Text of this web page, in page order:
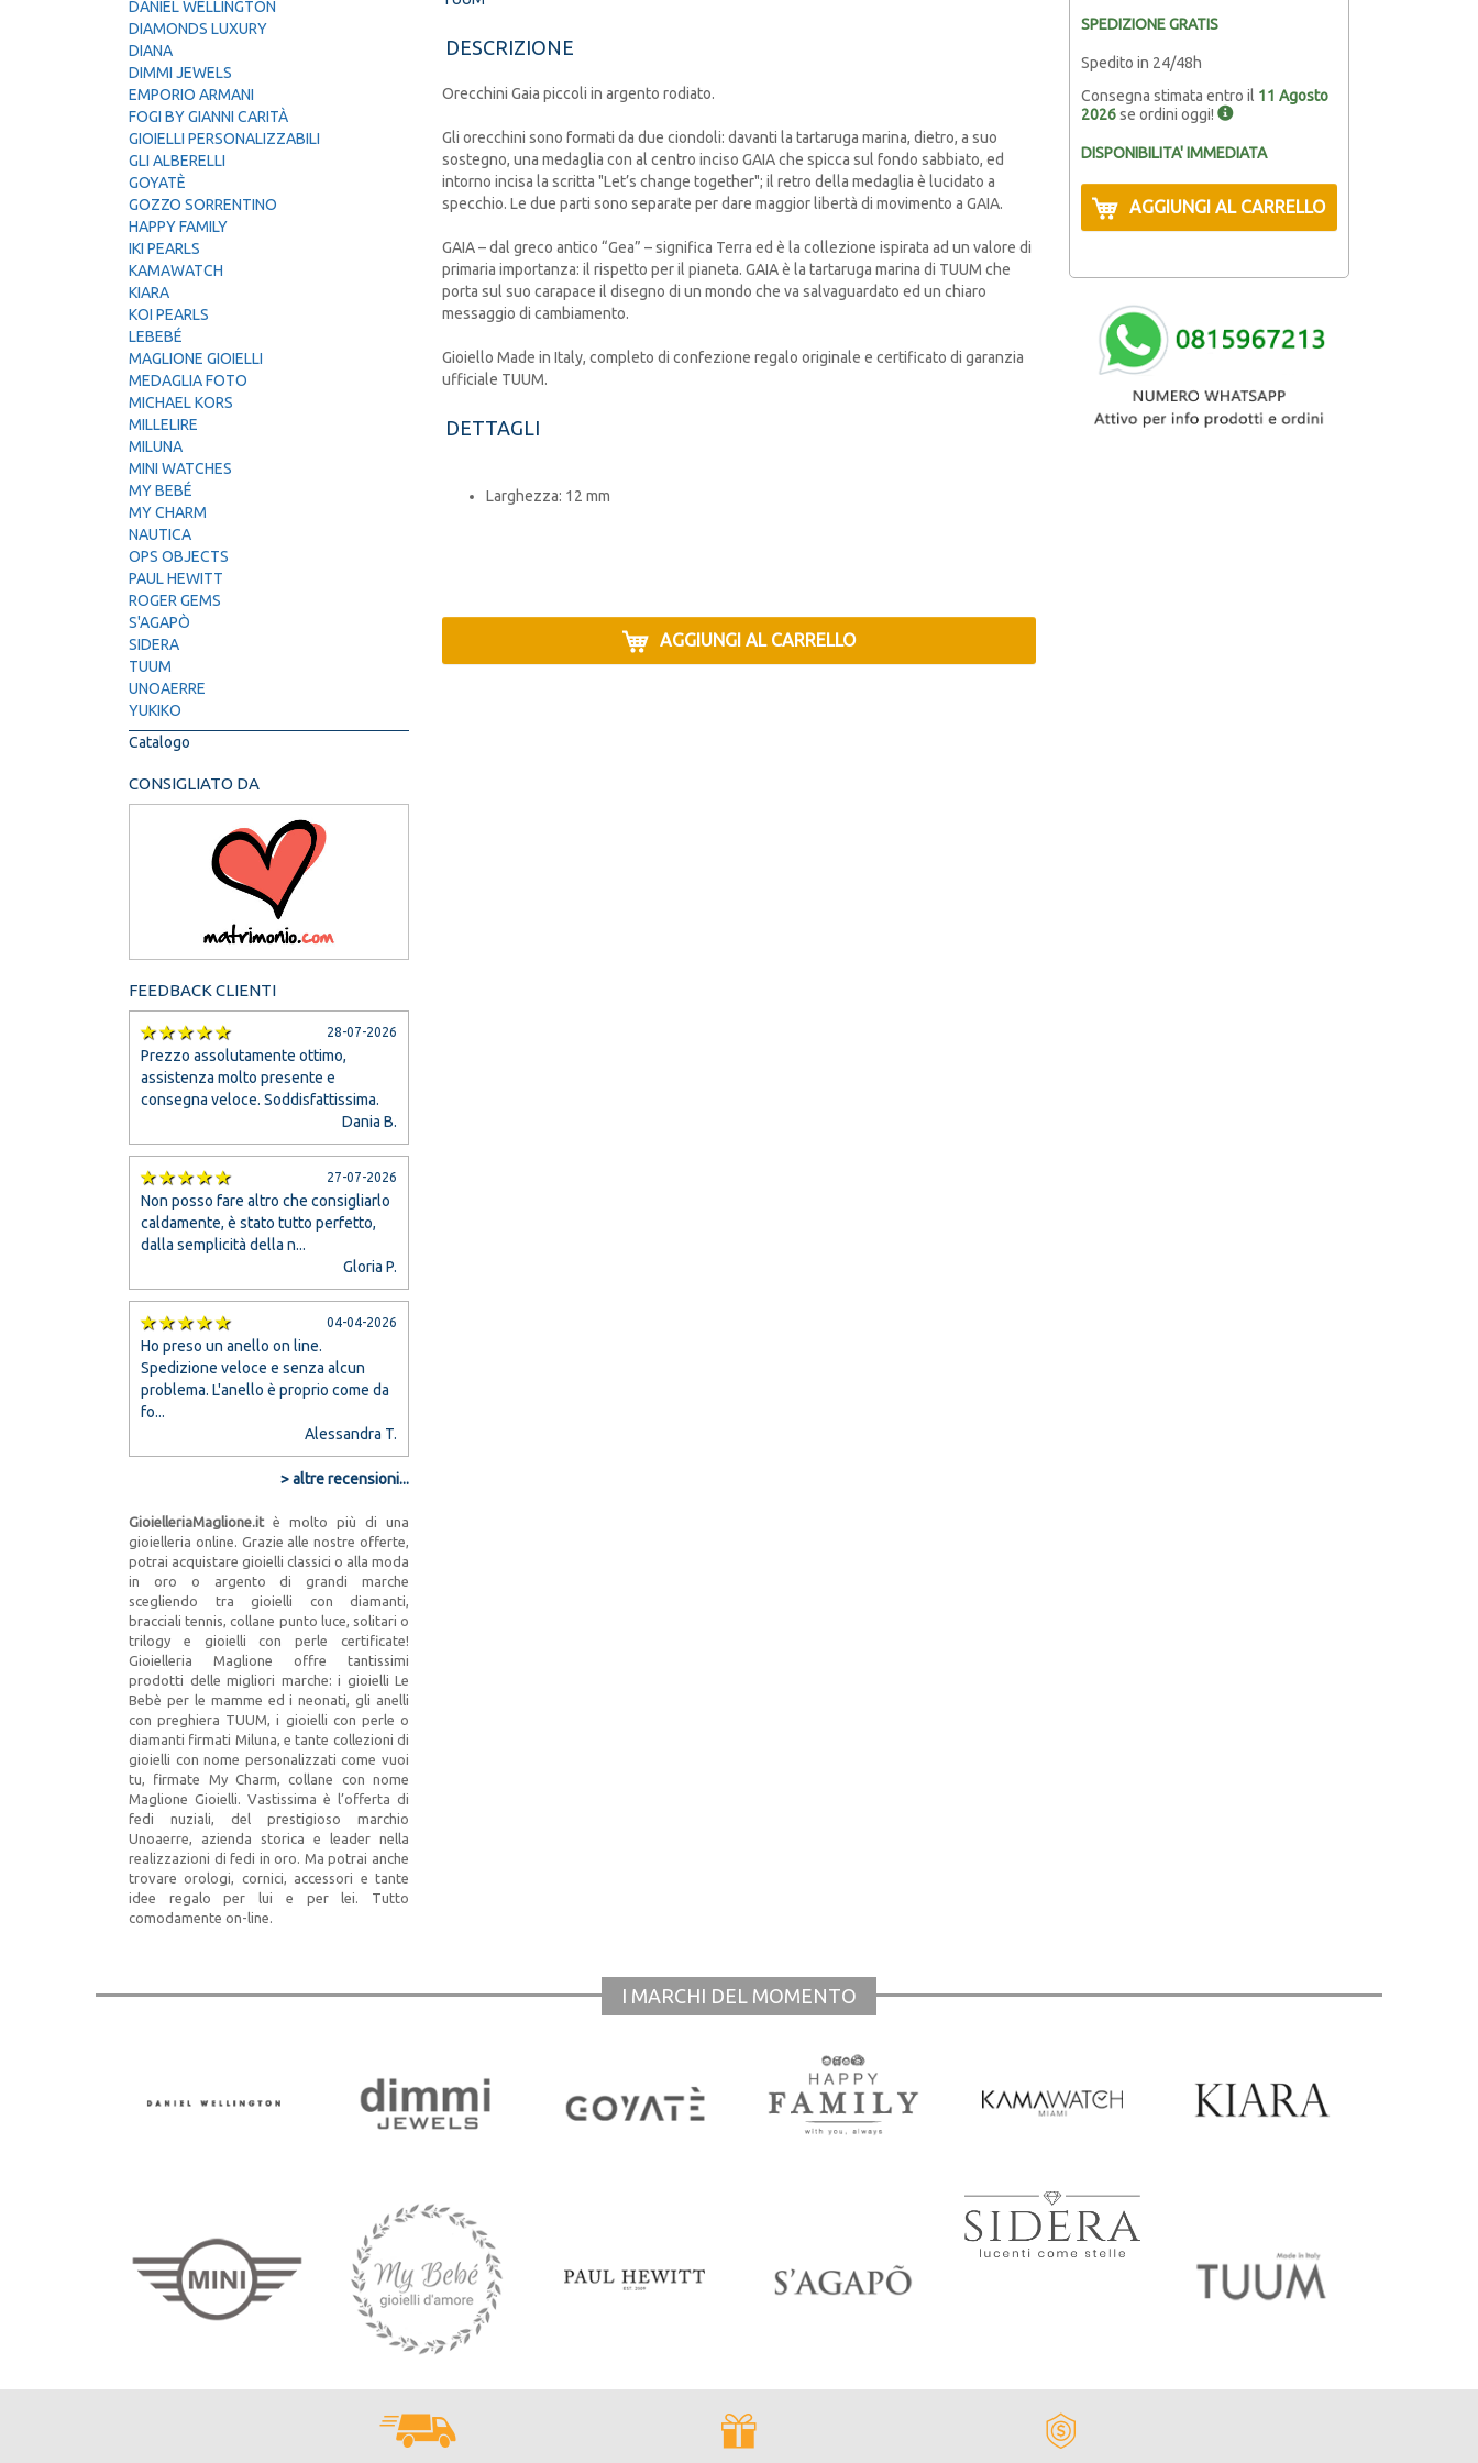
DANIEL WELLINGTON
DIAMONDS LUXURY
DIANA
DIMMI JEWELS
EMPORIO ARMANI
FOGI BY GIANNI CARITÀ
GIOIELLI PERSONALIZZABILI
GLI ALBERELLI
GOYATÈ
GOZZO SORRENTINO
HAPPY FAMILY
IKI PEARLS
KAMAWATCH
KIARA
KOI PEARLS
LEBEBÉ
MAGLIONE GIOIELLI
MEDAGLIA FOTO
MICHAEL KORS
MILLELIRE
MILUNA
MINI WATCHES
MY BEBÉ
MY CHARM
NAUTICA
OPS OBJECTS
PAUL HEWITT
ROGER GEMS
S'AGAPÒ
SIDERA
TUUM
UNOAERRE
YUKIKO
Catalogo
CONSIGLIATO DA
FEEDBACK CLIENTI
28-07-2026
Prezzo assolutamente ottimo,
assistenza molto presente e
consegna veloce. Soddisfattissima.
Dania B.
27-07-2026
Non posso fare altro che consigliarlo
caldamente, è stato tutto perfetto,
dalla semplicità della n...
Gloria P.
04-04-2026
Ho preso un anello on line.
Spedizione veloce e senza alcun
problema. L'anello è proprio come da
fo...
Alessandra T.
> altre recensioni...
GioielleriaMaglione.itè molto più di una
gioielleria online. Grazie alle nostre offerte,
potrai acquistare gioielli classici o alla moda
in oro o argento di grandi marche
scegliendo tra gioielli con diamanti,
bracciali tennis, collane punto luce, solitari o
trilogy e gioielli con perle certificate!
Gioielleria Maglione offre tantissimi
prodotti delle migliori marche: i gioielli Le
Bebè per le mamme ed i neonati, gli anelli
con preghiera TUUM, i gioielli con perle o
diamanti firmati Miluna, e tante collezioni di
gioielli con nome personalizzati come vuoi
tu, firmate My Charm, collane con nome
Maglione Gioielli. Vastissima è l’offerta di
fedi nuziali, del prestigioso marchio
Unoaerre, azienda storica e leader nella
realizzazioni di fedi in oro. Ma potrai anche
trovare orologi, cornici, accessori e tante
idee regalo per lui e per lei. Tutto
comodamente on-line.
DESCRIZIONE
Orecchini Gaia piccoli in argento rodiato.
Gli orecchini sono formati da due ciondoli: davanti la tartaruga marina, dietro, a suo
sostegno, una medaglia con al centro inciso GAIA che spicca sul fondo sabbiato, ed
intorno incisa la scritta "Let’s change together"; il retro della medaglia è lucidato a
specchio. Le due parti sono separate per dare maggior libertà di movimento a GAIA.
GAIA – dal greco antico “Gea” – significa Terra ed è la collezione ispirata ad un valore di
primaria importanza: il rispetto per il pianeta. GAIA è la tartaruga marina di TUUM che
porta sul suo carapace il disegno di un mondo che va salvaguardato ed un chiaro
messaggio di cambiamento.
Gioiello Made in Italy, completo di confezione regalo originale e certificato di garanzia
ufficiale TUUM.
DETTAGLI
Larghezza: 12 mm
AGGIUNGI AL CARRELLO
SPEDIZIONE GRATIS
Spedito in 24/48h
Consegna stimata entro il 11 Agosto
2026se ordini oggi!
DISPONIBILITA' IMMEDIATA
AGGIUNGI AL CARRELLO
I MARCHI DEL MOMENTO